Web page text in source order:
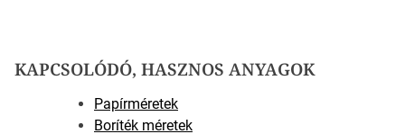
KAPCSOLÓDÓ, HASZNOS ANYAGOK
Papírméretek
Boríték méretek